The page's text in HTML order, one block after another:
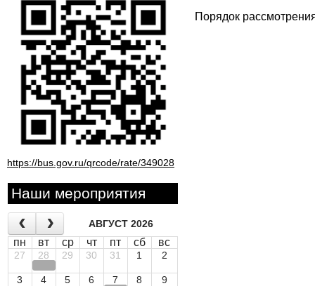
https://bus.gov.ru/qrcode/rate/349028
Наши мероприятия
АВГУСТ 2026
пн вт ср чт пт сб вс
27 28 29 30 31 1 2
3 4 5 6 7 8 9
Порядок